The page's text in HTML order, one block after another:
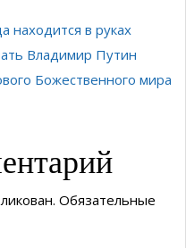
находится в руках
Владимир Путин
Божественного мира
Обязательные